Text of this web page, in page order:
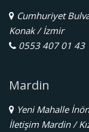
Cumhuriyet
Konak / İzmir
0553 407 01 43
Mardin
Yeni Mahalle
İletişim Mardin /